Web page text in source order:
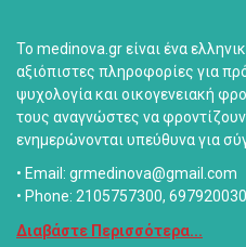
Το medinova.gr είναι ένα
αξιόπιστες πληροφορίες για
ψυχολογία και οικογενειακή
τους αναγνώστες να φροντίζουν
ενημερώνονται υπεύθυνα για
• Email: grmedinova@gmail.com
• Phone: 2105757300,
Διαβάστε Περισσότερα...